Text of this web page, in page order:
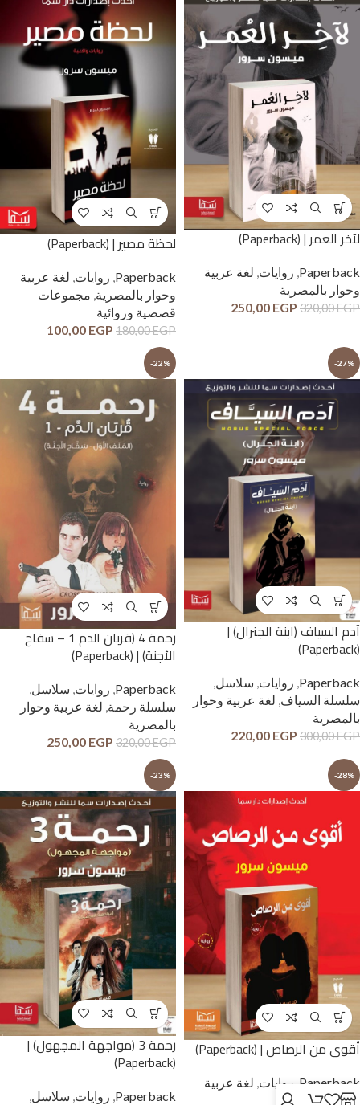
لآخر العمر | (Paperback)
Paperback
, روايات, لغة عربية
وحوار بالمصرية
320,00EGP
250,00 EGP
لحظة مصير | (Paperback)
Paperback
, روايات, لغة عربية
وحوار بالمصرية, مجموعات
قصصية وروائية
180,00EGP
100,00 EGP
-27%
آدم السياف (ابنة الجنرال) |
(Paperback)
Paperback
, روايات, سلاسل,
سلسلة السياف, لغة عربية وحوار
بالمصرية
300,00EGP
220,00 EGP
-22%
رحمة 4 (قربان الدم 1 – سفاح
الأجنة) | (Paperback)
Paperback
, روايات, سلاسل,
سلسلة رحمة, لغة عربية وحوار
بالمصرية
320,00EGP
250,00 EGP
-28%
أقوى من الرصاص | (Paperback)
Paperback روايات, لغة عربية
وحوار بالمصرية
-23%
رحمة 3 (مواجهة المجهول) |
(Paperback)
Paperback روايات سلاسل